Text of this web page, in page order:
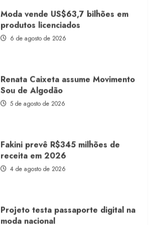
Renata Caixeta assume Movimento
Sou de Algodão
5 de agosto de 2026
Fakini prevê R$345 milhões de
receita em 2026
4 de agosto de 2026
Projeto testa passaporte digital na
moda nacional
4 de agosto de 2026
Dia dos Pais reforça retomada da